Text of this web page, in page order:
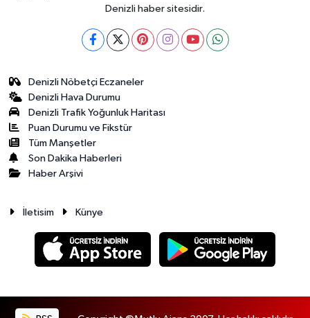
Denizli haber sitesidir.
Denizli Nöbetçi Eczaneler
Denizli Hava Durumu
Denizli Trafik Yoğunluk Haritası
Puan Durumu ve Fikstür
Tüm Manşetler
Son Dakika Haberleri
Haber Arşivi
İletisim Künye